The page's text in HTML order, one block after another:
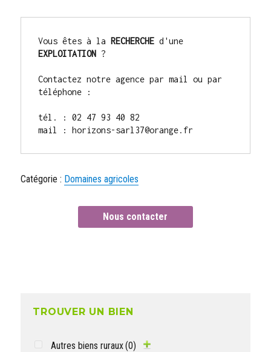
Vous êtes à la RECHERCHE
EXPLOITATION ?
Contactez notre agence par mail ou par
téléphone :
tél. : 02 47 93 40 82
mail : horizons-sarl37@orange.fr
Catégorie : Domaines agricoles
Nous contacter
TROUVER UN BIEN
Autres biens ruraux(0)